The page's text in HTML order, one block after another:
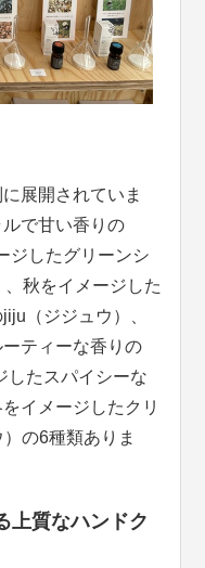
展開されていま
で甘い香りの
ジしたグリーンシ
、秋をイメージした
（ジジュウ）、
ティーな香りの
したスパイシーな
イメージしたクリ
の6種類ありま
上質なハンドク